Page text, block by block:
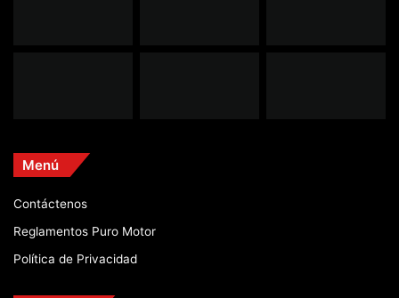
Menú
Contáctenos
Reglamentos Puro Motor
Política de Privacidad